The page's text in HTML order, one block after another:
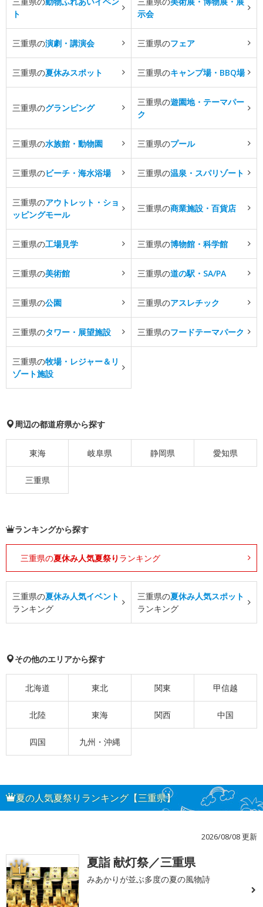
ト
示会
三重県の演劇・講演会 三重県のフェア
三重県の夏休みスポット 三重県のキャンプ場・BBQ場
三重県のグランピング
三重県の遊園地・テーマパー
ク
三重県の水族館・動物園 三重県のプール
三重県のビーチ・海水浴場 三重県の温泉・スパリゾート
三重県のアウトレット・ショ
ッピングモール
三重県の商業施設・百貨店
三重県の工場見学 三重県の博物館・科学館
三重県の美術館 三重県の道の駅・SA/PA
三重県の公園 三重県のアスレチック
三重県のタワー・展望施設 三重県のフードテーマパーク
三重県の牧場・レジャー＆リ
ゾート施設
周辺の都道府県から探す
東海 岐阜県 静岡県 愛知県
三重県
ランキングから探す
三重県の夏休み人気夏祭り ランキング
三重県の夏休み人気イベント
ランキング
三重県の夏休み人気スポット
ランキング
その他のエリアから探す
北海道 東北 関東 甲信越
北陸 東海 関西 中国
四国 九州・沖縄
夏の人気夏祭りランキング【三重県】
2026/08/08 更新
1 夏詣 献灯祭／三重県
みあかりが並ぶ多度の夏の風物詩